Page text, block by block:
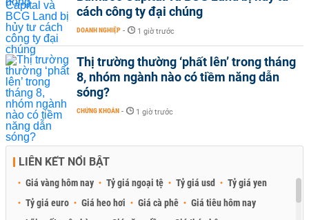
cách công ty đại chúng
DOANH NGHIỆP - 1 giờ trước
Thị trường thường ‘phất lên’ trong tháng
8, nhóm ngành nào có tiềm năng dẫn
sóng?
CHỨNG KHOÁN - 1 giờ trước
LIÊN KẾT NỔI BẬT
Giá vàng hôm nay Tỷ giá ngoại tệ Tỷ giá usd
Tỷ giá yen
Tỷ giá euro
Giá heo hơi Giá cà phê
Giá tiêu hôm nay